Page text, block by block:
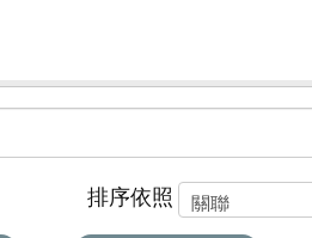
排序依照